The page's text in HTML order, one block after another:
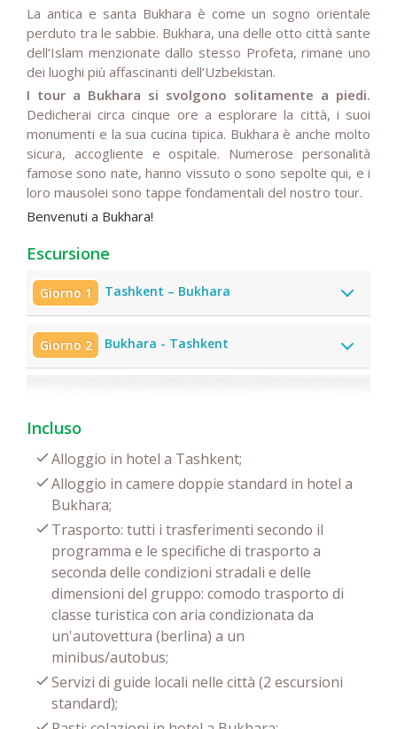
La antica e santa Bukhara è come un sogno orientale
perduto tra le sabbie. Bukhara, una delle otto città sante
dell’Islam menzionate dallo stesso Profeta, rimane uno
dei luoghi più affascinanti dell’Uzbekistan.
I tour a Bukhara si svolgono solitamente a piedi.
Dedicherai circa cinque ore a esplorare la città, i suoi
monumenti e la sua cucina tipica. Bukhara è anche molto
sicura, accogliente e ospitale. Numerose personalità
famose sono nate, hanno vissuto o sono sepolte qui, e i
loro mausolei sono tappe fondamentali del nostro tour.
Benvenuti a Bukhara!
Escursione
Giorno 1 Tashkent – Bukhara
Giorno 2 Bukhara - Tashkent
Incluso
Alloggio in hotel a Tashkent;
Alloggio in camere doppie standard in hotel a
Bukhara;
Trasporto: tutti i trasferimenti secondo il
programma e le specifiche di trasporto a
seconda delle condizioni stradali e delle
dimensioni del gruppo: comodo trasporto di
classe turistica con aria condizionata da
un'autovettura (berlina) a un
minibus/autobus;
Servizi di guide locali nelle città (2 escursioni
standard);